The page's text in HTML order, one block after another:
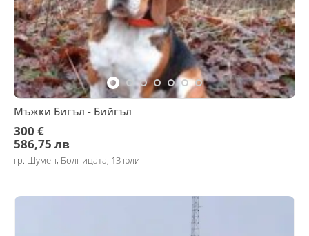
Мъжки Бигъл - Бийгъл
300 €
586,75 лв
гр. Шумен, Болницата, 13 юли